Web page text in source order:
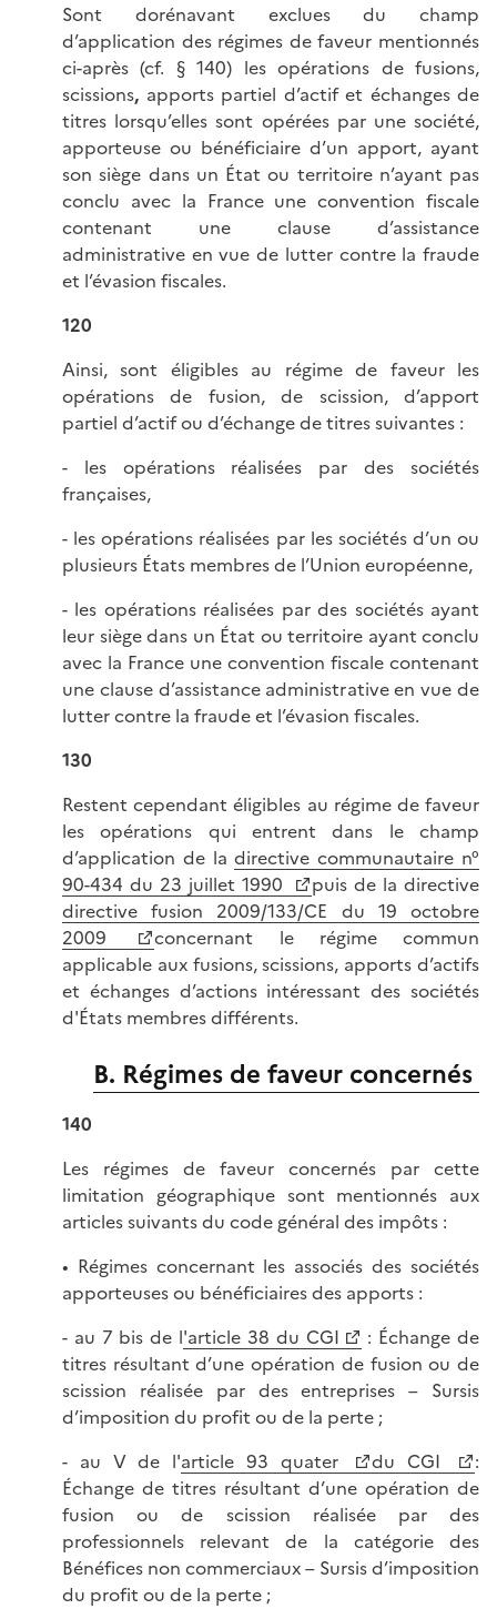
Sont dorénavant exclues du champ
d’application des régimes de faveur mentionnés
ci-après (cf. § 140) les opérations de fusions,
scissions, apports partiel d’actif et échanges de
titres lorsqu’elles sont opérées par une société,
apporteuse ou bénéficiaire d’un apport, ayant
son siège dans un État ou territoire n’ayant pas
conclu avec la France une convention fiscale
contenant une clause d’assistance
administrative en vue de lutter contre la fraude
et l’évasion fiscales.
120
Ainsi, sont éligibles au régime de faveur les
opérations de fusion, de scission, d’apport
partiel d’actif ou d’échange de titres suivantes :
- les opérations réalisées par des sociétés
françaises,
- les opérations réalisées par les sociétés d’un ou
plusieurs États membres de l’Union européenne,
- les opérations réalisées par des sociétés ayant
leur siège dans un État ou territoire ayant conclu
avec la France une convention fiscale contenant
une clause d’assistance administrative en vue de
lutter contre la fraude et l’évasion fiscales.
130
Restent cependant éligibles au régime de faveur
les opérations qui entrent dans le champ
d’application de ladirective communautaire n°
90-434 du 23 juillet 1990
puis de la directive
directive fusion 2009/133/CE du 19 octobre
2009
concernant le régime commun
applicable aux fusions, scissions, apports d’actifs
et échanges d’actions intéressant des sociétés
d'États membres différents.
B. Régimes de faveur concernés
140
Les régimes de faveur concernés par cette
limitation géographique sont mentionnés aux
articles suivants du code général des impôts :
• Régimes concernant les associés des sociétés
apporteuses ou bénéficiaires des apports :
- au 7 bis de l'article 38 du CGI
: Échange de
titres résultant d’une opération de fusion ou de
scission réalisée par des entreprises – Sursis
d’imposition du profit ou de la perte ;
- au V de l'article 93 quater du CGI
:
Échange de titres résultant d’une opération de
fusion ou de scission réalisée par des
professionnels relevant de la catégorie des
Bénéfices non commerciaux – Sursis d’imposition
du profit ou de la perte ;